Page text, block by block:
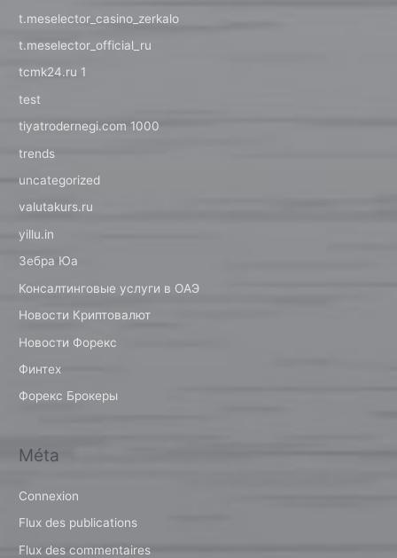
t.meselector_casino_zerkalo
t.meselector_official_ru
tcmk24.ru 1
test
tiyatrodernegi.com 1000
trends
uncategorized
valutakurs.ru
yillu.in
Зебра Юа
Консалтинговые услуги в ОАЭ
Новости Криптовалют
Новости Форекс
Финтех
Форекс Брокеры
Méta
Connexion
Flux des publications
Flux des commentaires